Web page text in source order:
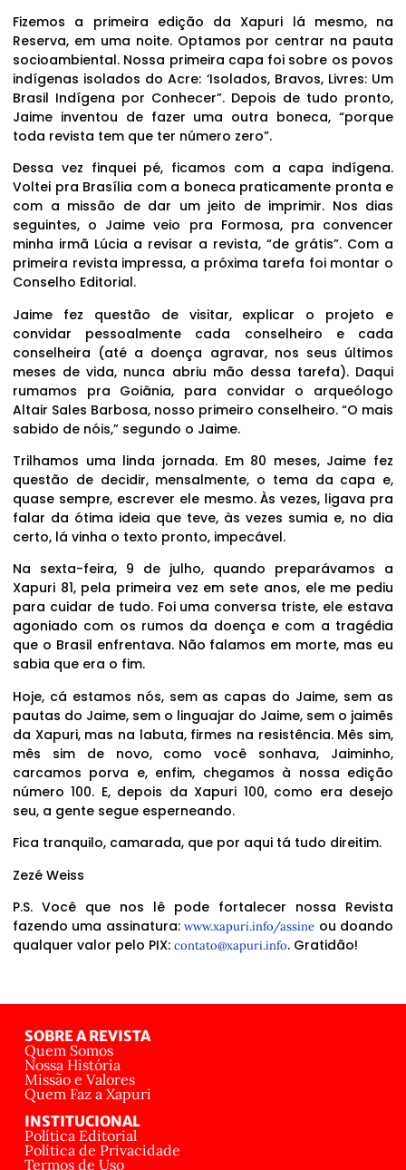
Fizemos a primeira edição da Xapuri lá mesmo, na
Reserva, em uma noite. Optamos por centrar na pauta
socioambiental. Nossa primeira capa foi sobre os povos
indígenas isolados do Acre: ‘Isolados, Bravos, Livres: Um
Brasil Indígena por Conhecer”. Depois de tudo pronto,
Jaime inventou de fazer uma outra boneca, “porque
toda revista tem que ter número zero”.
Dessa vez finquei pé, ficamos com a capa indígena.
Voltei pra Brasília com a boneca praticamente pronta e
com a missão de dar um jeito de imprimir. Nos dias
seguintes, o Jaime veio pra Formosa, pra convencer
minha irmã Lúcia a revisar a revista, “de grátis”. Com a
primeira revista impressa, a próxima tarefa foi montar o
Conselho Editorial.
Jaime fez questão de visitar, explicar o projeto e
convidar pessoalmente cada conselheiro e cada
conselheira (até a doença agravar, nos seus últimos
meses de vida, nunca abriu mão dessa tarefa). Daqui
rumamos pra Goiânia, para convidar o arqueólogo
Altair Sales Barbosa, nosso primeiro conselheiro. “O mais
sabido de nóis,” segundo o Jaime.
Trilhamos uma linda jornada. Em 80 meses, Jaime fez
questão de decidir, mensalmente, o tema da capa e,
quase sempre, escrever ele mesmo. Às vezes, ligava pra
falar da ótima ideia que teve, às vezes sumia e, no dia
certo, lá vinha o texto pronto, impecável.
Na sexta-feira, 9 de julho, quando preparávamos a
Xapuri 81, pela primeira vez em sete anos, ele me pediu
para cuidar de tudo. Foi uma conversa triste, ele estava
agoniado com os rumos da doença e com a tragédia
que o Brasil enfrentava. Não falamos em morte, mas eu
sabia que era o fim.
Hoje, cá estamos nós, sem as capas do Jaime, sem as
pautas do Jaime, sem o linguajar do Jaime, sem o jaimês
da Xapuri, mas na labuta, firmes na resistência. Mês sim,
mês sim de novo, como você sonhava, Jaiminho,
carcamos porva e, enfim, chegamos à nossa edição
número 100. E, depois da Xapuri 100, como era desejo
seu, a gente segue esperneando.
Fica tranquilo, camarada, que por aqui tá tudo direitim.
Zezé Weiss
P.S. Você que nos lê pode fortalecer nossa Revista
fazendo uma assinatura:www.xapuri.info/assine ou doando
qualquer valor pelo PIX: contato@xapuri.info. Gratidão!
SOBRE A REVISTA
Quem Somos
Nossa História
Missão e Valores
Quem Faz a Xapuri
INSTITUCIONAL
Política Editorial
Política de Privacidade
Termos de Uso